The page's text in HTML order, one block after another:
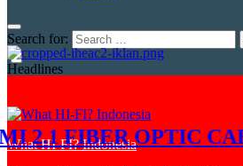
Search for:
What HI-FI? Indonesia
Headlines
FIBER OPTIC